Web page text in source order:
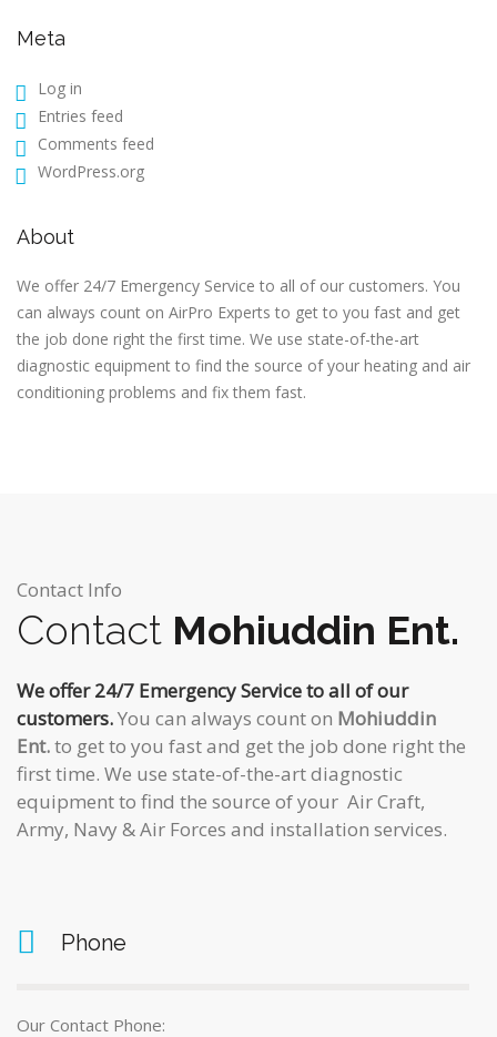
Meta
Log in
Entries feed
Comments feed
WordPress.org
About
We offer 24/7 Emergency Service to all of our customers. You
can always count on AirPro Experts to get to you fast and get
the job done right the first time. We use state-of-the-art
diagnostic equipment to find the source of your heating and air
conditioning problems and fix them fast.
Contact Info
Contact Mohiuddin Ent.
We offer 24/7 Emergency Service to all of our
customers.You can always count on Mohiuddin
Ent.to get to you fast and get the job done right the
first time. We use state-of-the-art diagnostic
equipment to find the source of your Air Craft,
Army, Navy & Air Forces and installation services.
Phone
Our Contact Phone: